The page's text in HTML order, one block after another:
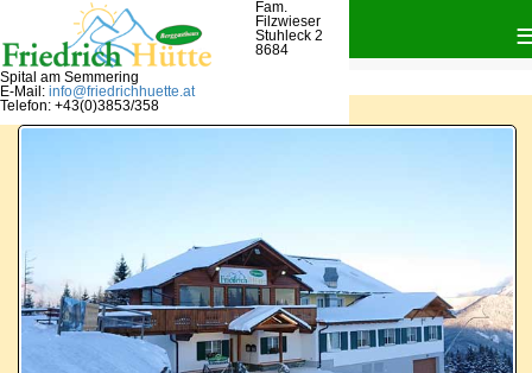
Fam.
Filzwieser
Stuhleck 2
8684
Spital am Semmering
E-Mail: info@friedrichhuette.at
Telefon: +43(0)3853/358